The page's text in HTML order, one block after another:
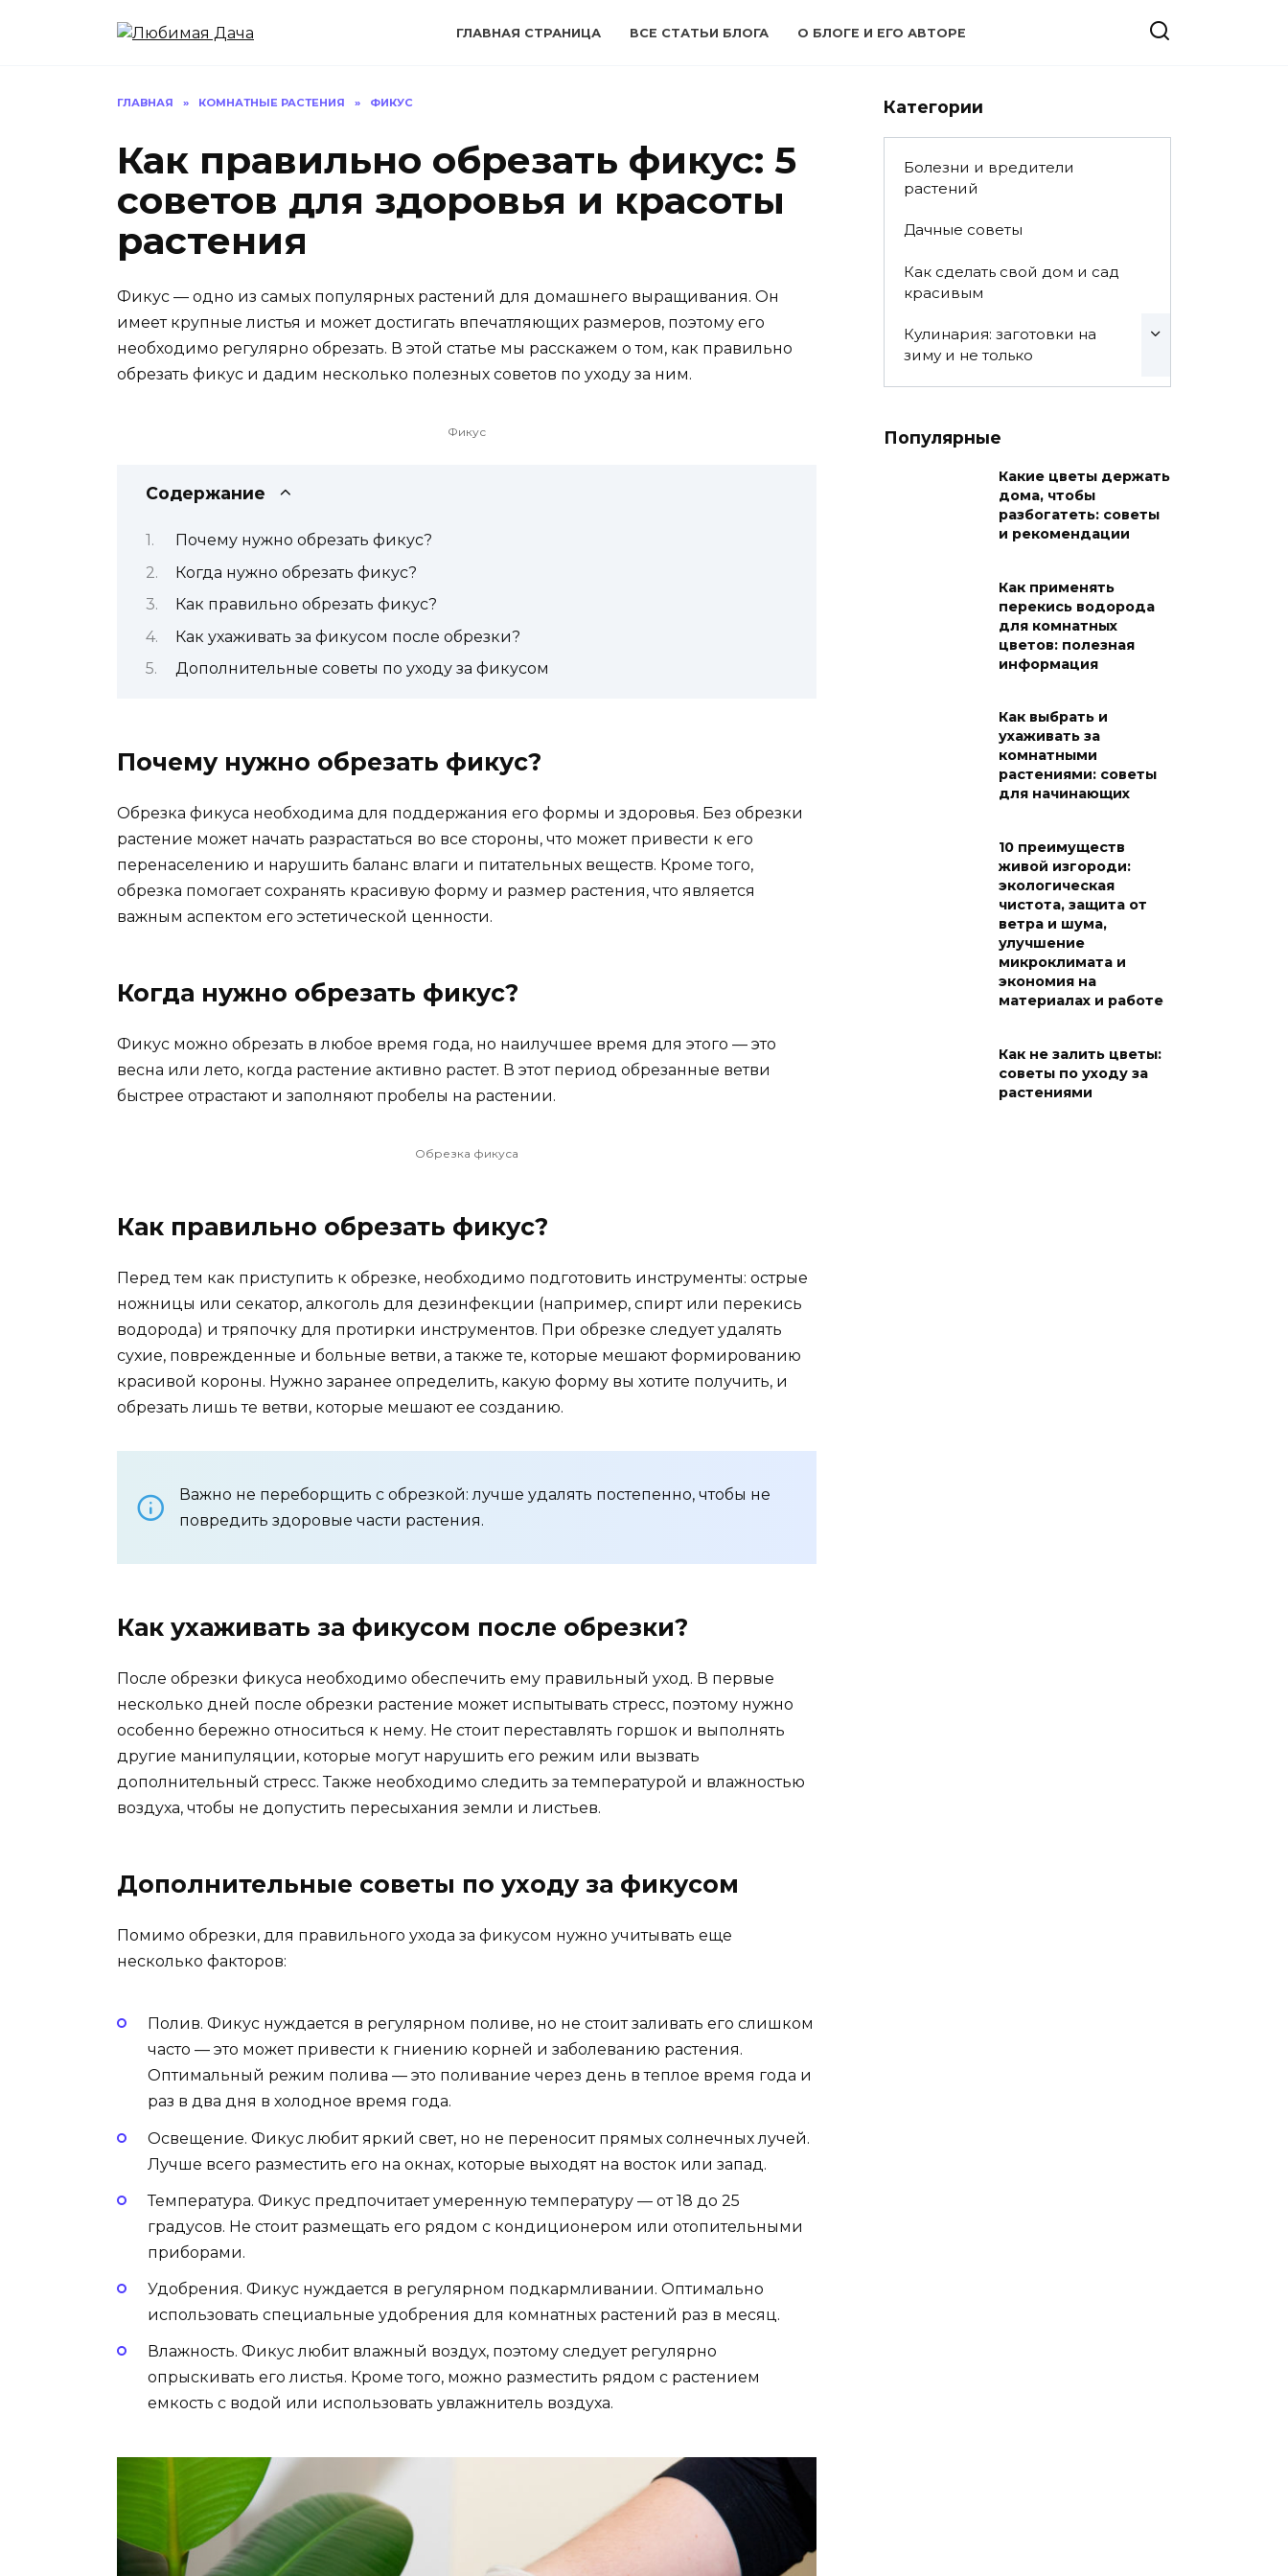
ГЛАВНАЯ СТРАНИЦА ВСЕ СТАТЬИ БЛОГА О БЛОГЕ И ЕГО АВТОРЕ
ГЛАВНАЯ » КОМНАТНЫЕ РАСТЕНИЯ » ФИКУС
Как правильно обрезать фикус: 5
советов для здоровья и красоты
растения
Фикус — одно из самых популярных растений для домашнего выращивания. Он
имеет крупные листья и может достигать впечатляющих размеров, поэтому его
необходимо регулярно обрезать. В этой статье мы расскажем о том, как правильно
обрезать фикус и дадим несколько полезных советов по уходу за ним.
Фикус
Содержание
Почему нужно обрезать фикус?
Когда нужно обрезать фикус?
Как правильно обрезать фикус?
Как ухаживать за фикусом после обрезки?
Дополнительные советы по уходу за фикусом
Почему нужно обрезать фикус?
Обрезка фикуса необходима для поддержания его формы и здоровья. Без обрезки
растение может начать разрастаться во все стороны, что может привести к его
перенаселению и нарушить баланс влаги и питательных веществ. Кроме того,
обрезка помогает сохранять красивую форму и размер растения, что является
важным аспектом его эстетической ценности.
Когда нужно обрезать фикус?
Фикус можно обрезать в любое время года, но наилучшее время для этого — это
весна или лето, когда растение активно растет. В этот период обрезанные ветви
быстрее отрастают и заполняют пробелы на растении.
Обрезка фикуса
Как правильно обрезать фикус?
Перед тем как приступить к обрезке, необходимо подготовить инструменты: острые
ножницы или секатор, алкоголь для дезинфекции (например, спирт или перекись
водорода) и тряпочку для протирки инструментов. При обрезке следует удалять
сухие, поврежденные и больные ветви, а также те, которые мешают формированию
красивой короны. Нужно заранее определить, какую форму вы хотите получить, и
обрезать лишь те ветви, которые мешают ее созданию.
Важно не переборщить с обрезкой: лучше удалять постепенно, чтобы не
повредить здоровые части растения.
Как ухаживать за фикусом после обрезки?
После обрезки фикуса необходимо обеспечить ему правильный уход. В первые
несколько дней после обрезки растение может испытывать стресс, поэтому нужно
особенно бережно относиться к нему. Не стоит переставлять горшок и выполнять
другие манипуляции, которые могут нарушить его режим или вызвать
дополнительный стресс. Также необходимо следить за температурой и влажностью
воздуха, чтобы не допустить пересыхания земли и листьев.
Дополнительные советы по уходу за фикусом
Помимо обрезки, для правильного ухода за фикусом нужно учитывать еще
несколько факторов:
Полив. Фикус нуждается в регулярном поливе, но не стоит заливать его слишком
часто — это может привести к гниению корней и заболеванию растения.
Оптимальный режим полива — это поливание через день в теплое время года и
раз в два дня в холодное время года.
Освещение. Фикус любит яркий свет, но не переносит прямых солнечных лучей.
Лучше всего разместить его на окнах, которые выходят на восток или запад.
Температура. Фикус предпочитает умеренную температуру — от 18 до 25
градусов. Не стоит размещать его рядом с кондиционером или отопительными
приборами.
Удобрения. Фикус нуждается в регулярном подкармливании. Оптимально
использовать специальные удобрения для комнатных растений раз в месяц.
Влажность. Фикус любит влажный воздух, поэтому следует регулярно
опрыскивать его листья. Кроме того, можно разместить рядом с растением
емкость с водой или использовать увлажнитель воздуха.
Категории
Болезни и вредители
растений
Дачные советы
Как сделать свой дом и сад
красивым
Кулинария: заготовки на
зиму и не только
Популярные
Какие цветы держать
дома, чтобы
разбогатеть: советы
и рекомендации
Как применять
перекись водорода
для комнатных
цветов: полезная
информация
Как выбрать и
ухаживать за
комнатными
растениями: советы
для начинающих
10 преимуществ
живой изгороди:
экологическая
чистота, защита от
ветра и шума,
улучшение
микроклимата и
экономия на
материалах и работе
Как не залить цветы:
советы по уходу за
растениями